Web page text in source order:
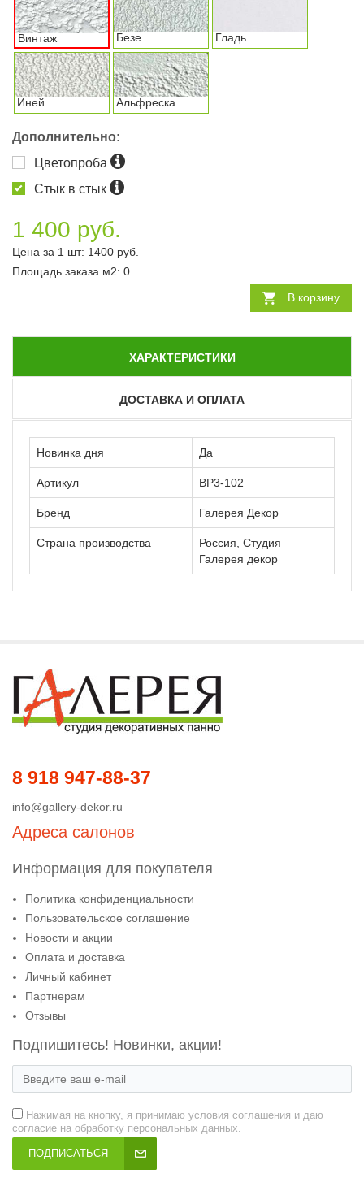
Винтаж Безе Гладь
Иней Альфреска
Дополнительно:
Цветопроба
Стык в стык
1 400 руб.
Цена за 1 шт: 1400 руб.
Площадь заказа м2: 0
В корзину
ХАРАКТЕРИСТИКИ
ДОСТАВКА И ОПЛАТА
Новинка дня Да
Артикул ВР3-102
Бренд Галерея Декор
Страна производства
Россия, Студия
Галерея декор
8 918 947-88-37
info@gallery-dekor.ru
Адреса салонов
Информация для покупателя
Политика конфиденциальности
Пользовательское соглашение
Новости и акции
Оплата и доставка
Личный кабинет
Партнерам
Отзывы
Подпишитесь! Новинки, акции!
Нажимая на кнопку, я принимаю условия соглашения и даю
согласие на обработку персональных данных.
ПОДПИСАТЬСЯ